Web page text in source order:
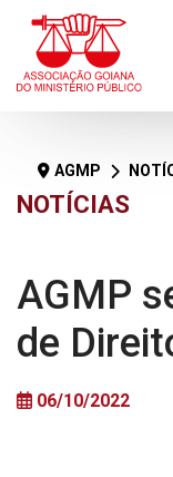
NOTÍCIAS
AGMP
AGMP
de
06/10/2022